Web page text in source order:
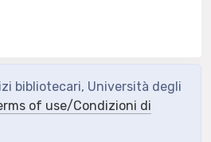
bibliotecari, Università degli
of use/Condizioni di